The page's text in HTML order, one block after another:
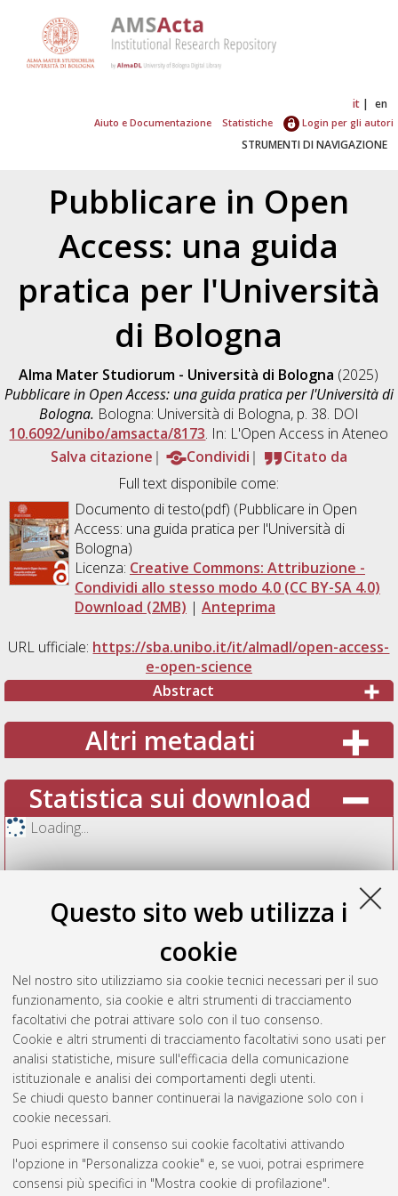
Questo sito web utilizza i
cookie
Nel nostro sito utilizziamo sia cookie tecnici necessari per il suo
funzionamento, sia cookie e altri strumenti di tracciamento
facoltativi che potrai attivare solo con il tuo consenso.
Cookie e altri strumenti di tracciamento facoltativi sono usati per
analisi statistiche, misure sull'efficacia della comunicazione
istituzionale e analisi dei comportamenti degli utenti.
Se chiudi questo banner continuerai la navigazione solo con i
cookie necessari.
Puoi esprimere il consenso sui cookie facoltativi attivando
l'opzione in "Personalizza cookie" e, se vuoi, potrai esprimere
consensi più specifici in "Mostra cookie di profilazione".
it en
Aiuto e Documentazione Statistiche Login per gli autori
STRUMENTI DI NAVIGAZIONE
Pubblicare in Open
Access: una guida
pratica per l'Università
di Bologna
Alma Mater Studiorum - Università di Bologna (2025)
Pubblicare in Open Access: una guida pratica per l'Università di
Bologna. Bologna: Università di Bologna, p. 38. DOI
10.6092/unibo/amsacta/8173. In: L'Open Access in Ateneo
Salva citazione
Condividi
Citato da
Full text disponibile come:
Documento di testo(pdf) (Pubblicare in Open
Access: una guida pratica per l'Università di
Bologna)
Licenza: Creative Commons: Attribuzione -
Condividi allo stesso modo 4.0 (CC BY-SA 4.0)
Download (2MB) | Anteprima
URL ufficiale: https://sba.unibo.it/it/almadl/open-access-
e-open-science
Abstract
Altri metadati
Statistica sui download
Loading...
Vedi altre statistiche
Gestione del documento:
Atom
AMS Acta
ISSN: 2038-7954